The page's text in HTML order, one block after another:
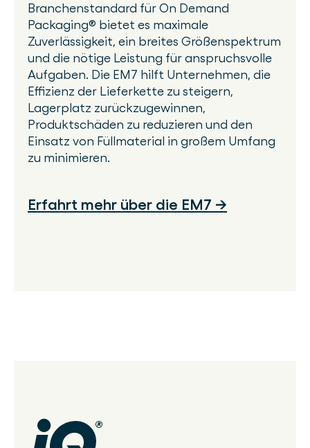
Branchenstandard für On Demand
Packaging® bietet es maximale
Zuverlässigkeit, ein breites Größenspektrum
und die nötige Leistung für anspruchsvolle
Aufgaben. Die EM7 hilft Unternehmen, die
Effizienz der Lieferkette zu steigern,
Lagerplatz zurückzugewinnen,
Produktschäden zu reduzieren und den
Einsatz von Füllmaterial in großem Umfang
zu minimieren.
Erfahrt mehr über die EM7 →